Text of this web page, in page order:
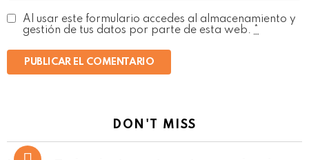
Al usar este formulario accedes al almacenamiento y
gestión de tus datos por parte de esta web. *
DON'T MISS